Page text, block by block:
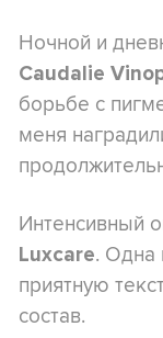
Ночной и
Caudalie
борьбе с
меня
Интенсивный
Luxcare. Одна
приятную
состав.